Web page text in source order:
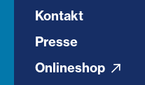
Kontakt
Presse
Onlineshop